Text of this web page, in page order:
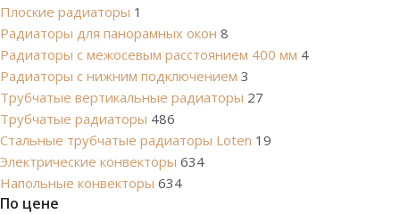
Плоские радиаторы 1
Радиаторы для панорамных окон 8
Радиаторы с межосевым расстоянием 400 мм 4
Радиаторы с нижним подключением 3
Трубчатые вертикальные радиаторы 27
Трубчатые радиаторы 486
Cтальные трубчатые радиаторы Loten 19
Электрические конвекторы 634
Напольные конвекторы 634
По цене